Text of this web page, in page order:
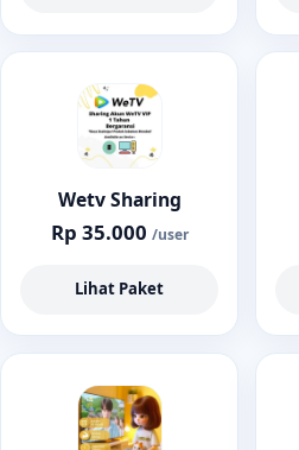
Wetv Sharing
Rp 35.000 /user
Lihat Paket